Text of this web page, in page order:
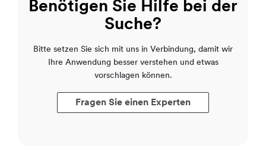
Benötigen Sie Hilfe bei der
Suche?
Bitte setzen Sie sich mit uns in Verbindung, damit wir
Ihre Anwendung besser verstehen und etwas
vorschlagen können.
Fragen Sie einen Experten